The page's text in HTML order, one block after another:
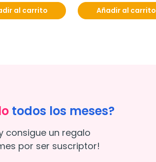
al carrito Añadir al carrito
todos los meses?
consigue un regalo
por ser suscriptor!